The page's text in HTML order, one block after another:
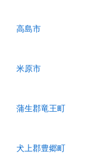
高島市
米原市
蒲生郡竜王町
犬上郡豊郷町